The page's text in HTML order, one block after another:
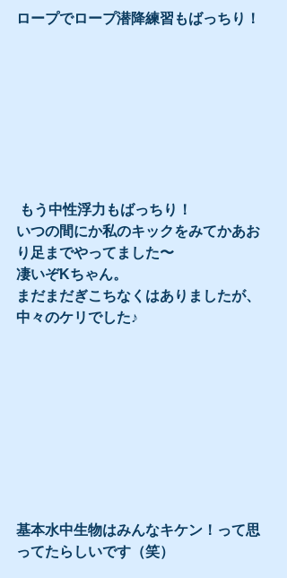
ロープでロープ潜降練習もばっちり！
もう中性浮力もばっちり！
いつの間にか私のキックをみてかあお
り足までやってました〜
凄いぞKちゃん。
まだまだぎこちなくはありましたが、
中々のケリでした♪
基本水中生物はみんなキケン！って思
ってたらしいです（笑）